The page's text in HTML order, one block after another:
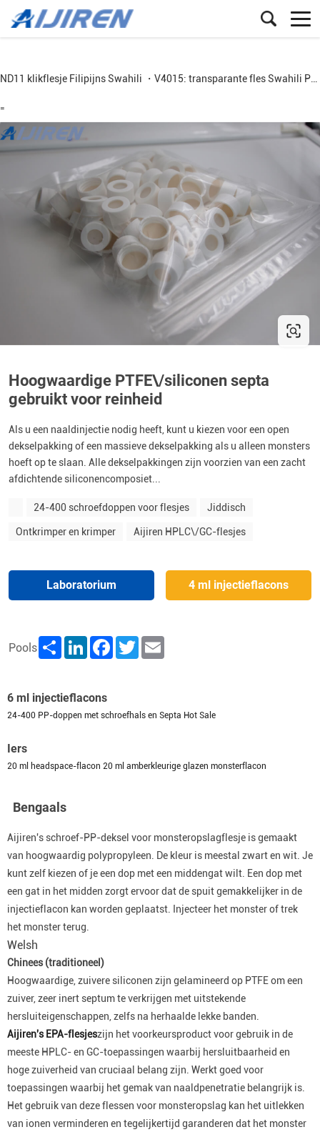
ND11 klikflesje FilipijnsSwahili ・V4015: transparante flesSwahili Perzisch
=
Hoogwaardige PTFE\/siliconen septa
gebruikt voor reinheid
Als u een naaldinjectie nodig heeft, kunt u kiezen voor een open
dekselpakking of een massieve dekselpakking als u alleen monsters
hoeft op te slaan. Alle dekselpakkingen zijn voorzien van een zacht
afdichtende siliconencomposiet...
24-400 schroefdoppen voor flesjes Jiddisch
Ontkrimper en krimper Aijiren HPLC\/GC-flesjes
Laboratorium 4 ml injectieflacons
Pools Share LinkedInFacebookTwitter
6 ml injectieflacons
24-400 PP-doppen met schroefhals en Septa Hot Sale
Iers
20 ml headspace-flacon 20 ml amberkleurige glazen monsterflacon
Bengaals
Aijiren's schroef-PP-deksel voor monsteropslagflesje is gemaakt
van hoogwaardig polypropyleen. De kleur is meestal zwart en wit. Je
kunt zelf kiezen of je een dop met een middengat wilt. Een dop met
een gat in het midden zorgt ervoor dat de spuit gemakkelijker in de
injectieflacon kan worden geplaatst. Injecteer het monster of trek
het monster terug.
Welsh
Chinees (traditioneel)
Hoogwaardige, zuivere siliconen zijn gelamineerd op PTFE om een
zuiver, zeer inert septum te verkrijgen met uitstekende
hersluiteigenschappen, zelfs na herhaalde lekke banden.
Aijiren's EPA-flesjeszijn het voorkeursproduct voor gebruik in de
meeste HPLC- en GC-toepassingen waarbij hersluitbaarheid en
hoge zuiverheid van cruciaal belang zijn. Werkt goed voor
toepassingen waarbij het gemak van naaldpenetratie belangrijk is.
Het gebruik van deze flessen voor monsteropslag kan het uitlekken
van ionen verminderen en tegelijkertijd garanderen dat het monster